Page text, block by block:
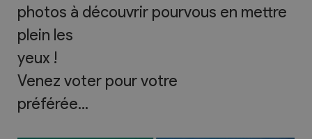
photos à découvrir pourvous en mettre
plein les
yeux !
Venez voter pour votre
préférée…